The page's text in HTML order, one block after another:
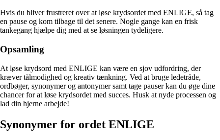
Hvis du bliver frustreret over at løse krydsordet med ENLIGE, så tag
en pause og kom tilbage til det senere. Nogle gange kan en frisk
tankegang hjælpe dig med at se løsningen tydeligere.
Opsamling
At løse krydsord med ENLIGE kan være en sjov udfordring, der
kræver tålmodighed og kreativ tænkning. Ved at bruge ledetråde,
ordbøger, synonymer og antonymer samt tage pauser kan du øge dine
chancer for at løse krydsordet med succes. Husk at nyde processen og
lad din hjerne arbejde!
Synonymer for ordet ENLIGE